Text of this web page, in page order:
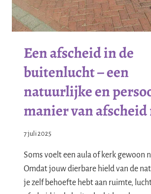
Een afscheid in de
buitenlucht – een
natuurlijke en
manier van
7 juli 2025
Soms voelt een aula of kerk gewoon
Omdat jouw dierbare hield van de
je zelf behoefte hebt aan ruimte,